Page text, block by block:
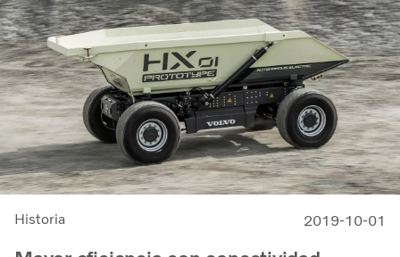
Historia 2019-10-01